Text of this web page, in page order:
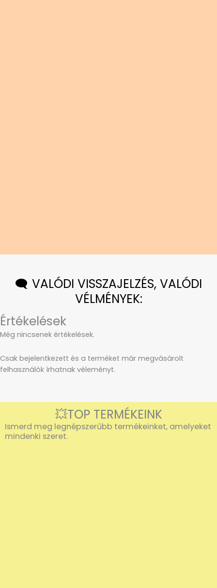
🗨️ VALÓDI VISSZAJELZÉS, VALÓDI
VÉLMÉNYEK:
Értékelések
Még nincsenek értékelések.
Csak bejelentkezett és a terméket már megvásárolt
felhasználók írhatnak véleményt.
💥TOP TERMÉKEINK
Ismerd meg legnépszerűbb termékeinket, amelyeket
mindenki szeret.